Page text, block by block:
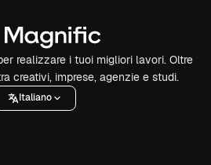
realizzare i tuoi migliori lavori. Oltre
creativi, imprese, agenzie e studi.
Italiano